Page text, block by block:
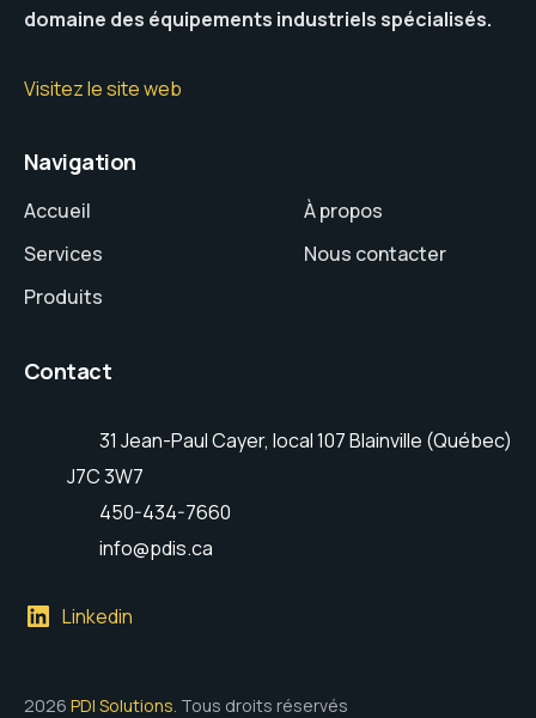
domaine des équipements industriels spécialisés.
Visitez le site web
Navigation
Accueil
Services
Produits
À propos
Nous contacter
Contact
31 Jean-Paul Cayer, local 107 Blainville (Québec)
J7C 3W7
450-434-7660
info@pdis.ca
Linkedin
2026 PDI Solutions . Tous droits réservés